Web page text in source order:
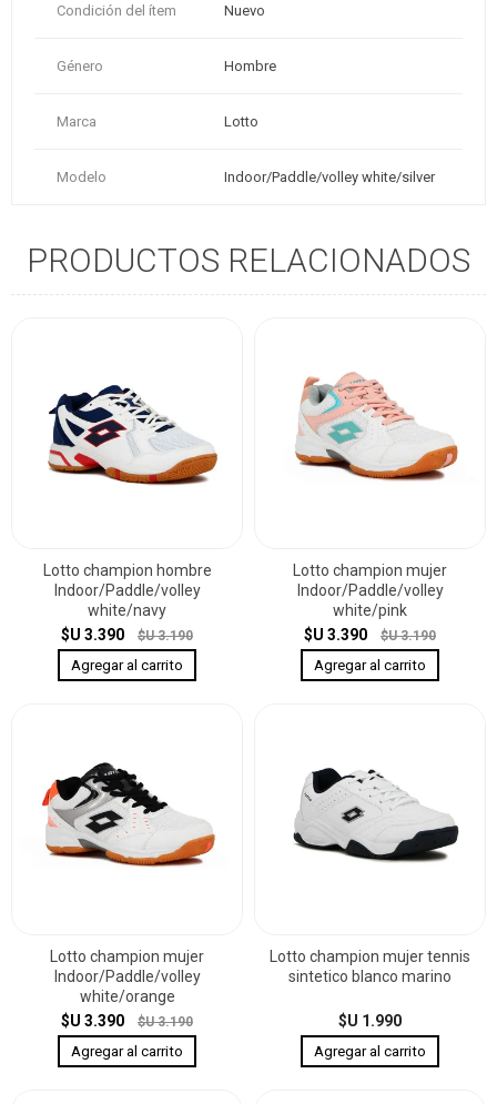
Condición del ítem Nuevo
Género Hombre
Marca Lotto
Modelo Indoor/Paddle/volley white/silver
PRODUCTOS RELACIONADOS
Lotto champion hombre
Indoor/Paddle/volley
white/navy
$U 3.390
$U 3.190
Lotto champion mujer
Indoor/Paddle/volley
white/pink
$U 3.390
$U 3.190
Lotto champion mujer
Indoor/Paddle/volley
white/orange
$U 3.390
$U 3.190
Lotto champion mujer tennis
sintetico blanco marino
$U 1.990